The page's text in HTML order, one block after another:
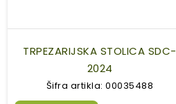
TRPEZARIJSKA STOLICA SDC-
2024
Šifra artikla: 00035488